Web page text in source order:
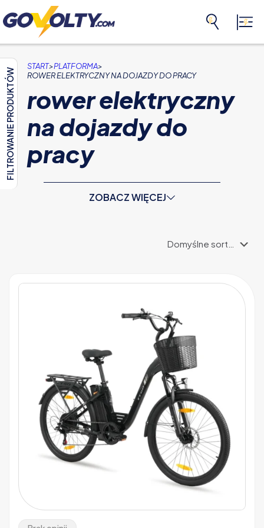
FILTROWANIE PRODUKTÓW
START>PLATFORMA>
ROWER ELEKTRYCZNY NA DOJAZDY DO PRACY
rower elektryczny
na dojazdy do
pracy
ZOBACZ WIĘCEJ